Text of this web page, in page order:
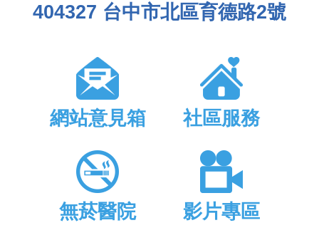
404327 台中市北區育德路2號
網站意見箱 社區服務
無菸醫院 影片專區